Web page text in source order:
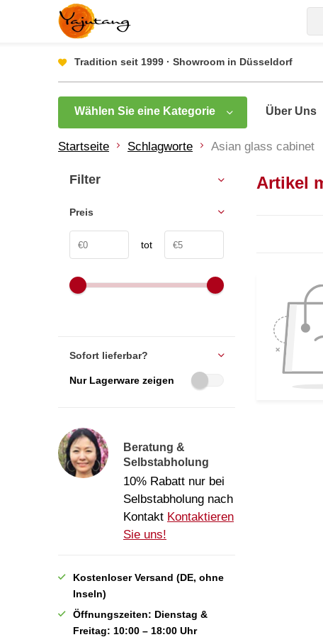
Tradition seit 1999 · Showroom in Düsseldorf
Wählen Sie eine Kategorie Über Uns
Startseite Schlagworte Asian glass cabinet
Artikel
Filter
Preis
tot
Sofort lieferbar?
Nur Lagerware zeigen
Beratung &
Selbstabholung
10% Rabatt nur bei
Selbstabholung nach
Kontakt Kontaktieren
Sie uns!
Kostenloser Versand (DE, ohne
Inseln)
Öffnungszeiten: Dienstag &
Freitag: 10:00 – 18:00 Uhr